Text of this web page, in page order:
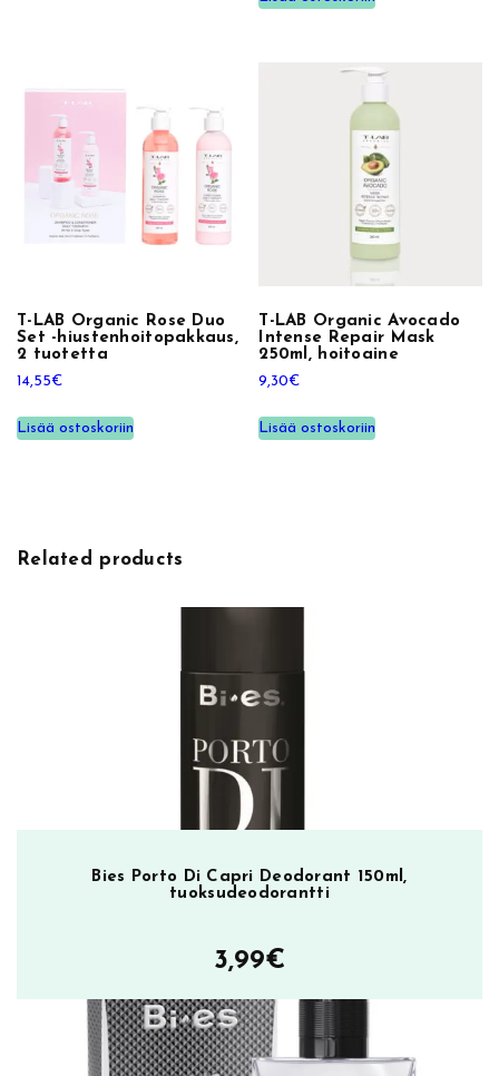
T-LAB Organic Rose Duo
Set -hiustenhoitopakkaus,
2 tuotetta
14,55€
Lisää ostoskoriin
T-LAB Organic Avocado
Intense Repair Mask
250ml, hoitoaine
9,30€
Lisää ostoskoriin
Related products
Bies Porto Di Capri Deodorant 150ml,
tuoksudeodorantti
3,99€